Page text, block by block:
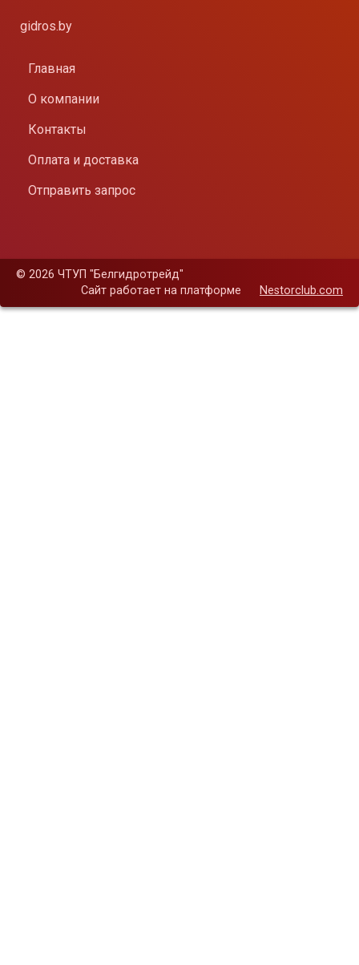
gidros.by
Главная
О компании
Контакты
Оплата и доставка
Отправить запрос
© 2026 ЧТУП "Белгидротрейд"
Сайт работает на платформе
Nestorclub.com